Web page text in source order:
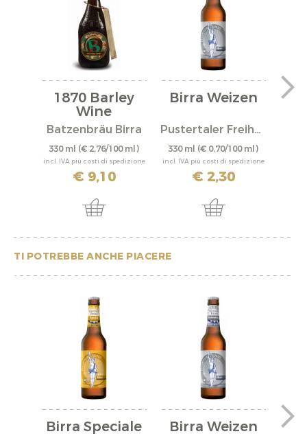
1870 Barley
Wine
Batzenbräu Birra
330 ml (€ 2,76/100 ml)
incl. IVA più costi di spedizione
€ 9,10
Birra Weizen
Pustertaler Freiheit
330 ml (€ 0,70/100 ml)
incl. IVA più costi di spedizione
€ 2,30
TI POTREBBE ANCHE PIACERE
Birra Speciale Birra Weizen